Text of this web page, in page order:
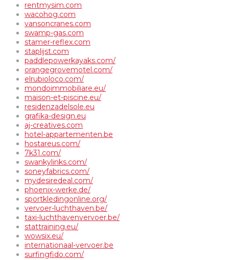
rentmysim.com
wacohog.com
vansoncranes.com
swamp-gas.com
stamer-reflex.com
staplijst.com
paddlepowerkayaks.com/
orangegrovemotel.com/
elrubioloco.com/
mondoimmobiliare.eu/
maison-et-piscine.eu/
residenzadelsole.eu
grafika-design.eu
aj-creatives.com
hotel-appartementen.be
hostareus.com/
7k31.com/
swankylinks.com/
soneyfabrics.com/
mydesiredeal.com/
phoenix-werke.de/
sportkledingonline.org/
vervoer-luchthaven.be/
taxi-luchthavenvervoer.be/
stattraining.eu/
wowsix.eu/
internationaal-vervoer.be
surfingfido.com/